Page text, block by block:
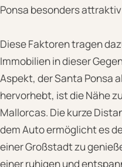
Ponsa besonders
Diese Faktoren tragen
Immobilien in dieser
Aspekt, der Santa Ponsa
hervorhebt, ist die Nähe
Mallorcas. Die kurze
dem Auto ermöglicht es
einer Großstadt zu
einer ruhigen und